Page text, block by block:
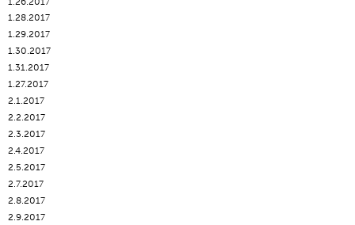
1.28.2017
1.29.2017
1.30.2017
1.31.2017
1.27.2017
2.1.2017
2.2.2017
2.3.2017
2.4.2017
2.5.2017
2.7.2017
2.8.2017
2.9.2017